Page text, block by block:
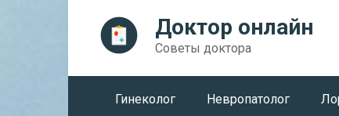
Доктор онлайн
Советы доктора
Гинеколог Невропатолог